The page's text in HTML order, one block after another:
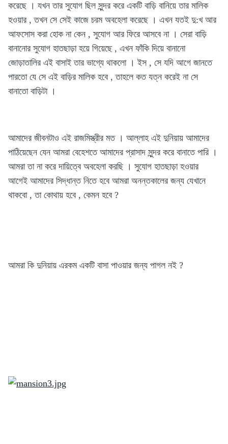
করেছে । যখন তার সুযোগ ছিল সুন্দর করে একটি বাড়ি বানিয়ে তার মালিক
হওয়ার , তখন সে সেই কাজে চরম অবহেলা করেছে । এখন যতই দু:খ আর
আফসোস করা হোক না কেন , সুযোগ আর ফিরে আসবে না । সেরা বাড়ি
বানানোর সুযোগ হাতছাড়া হয়ে গিয়েছে , এখন ফাঁকি দিয়ে বানানো
জোড়াতালির এই বাসাই তার ভাগ্যে থাকলো । ইস , সে যদি আগে জানতে
পারতো যে সে এই বাড়ির মালিক হবে , তাহলে কত যত্ন করেই না সে
বানাতো বাড়িটা ।
আমাদের জীবনটাও এই রাজমিস্ত্রীর মত । আল্লাহ এই দুনিয়ায় আমাদের
পাঠিয়েছেন যেন আমরা বেহেশতে আমাদের প্রাসাদ সুন্দর করে বানাতে পারি ।
আমরা তা না করে দায়িত্বে অবহেলা করছি । সুযোগ হাতছাড়া হওয়ার
আগেই আমাদের সিদ্ধান্ত নিতে হবে আমরা অনন্তকালের জন্য যেখানে
থাকবো , তা কোথায় হবে , কেমন হবে ?
আমরা কি দুনিয়ায় এরকম একটি বাসা পাওয়ার জন্য পাগল নই ?